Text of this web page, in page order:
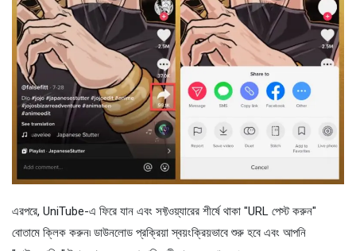
এরপরে, UniTube-এ ফিরে যান এবং সফ্টওয়্যারের শীর্ষে থাকা "URL পেস্ট করুন"
বোতামে ক্লিক করুন৷ ডাউনলোড প্রক্রিয়া স্বয়ংক্রিয়ভাবে শুরু হবে এবং আপনি